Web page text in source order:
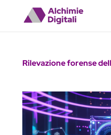
Rilevazione forense